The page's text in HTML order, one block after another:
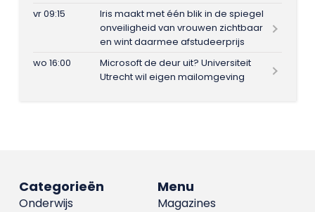
vr 09:15
Iris maakt met één blik in de spiegel
onveiligheid van vrouwen zichtbaar
en wint daarmee afstudeerprijs
wo 16:00
Microsoft de deur uit? Universiteit
Utrecht wil eigen mailomgeving
Menu
Magazines
Categorieën
Onderwijs